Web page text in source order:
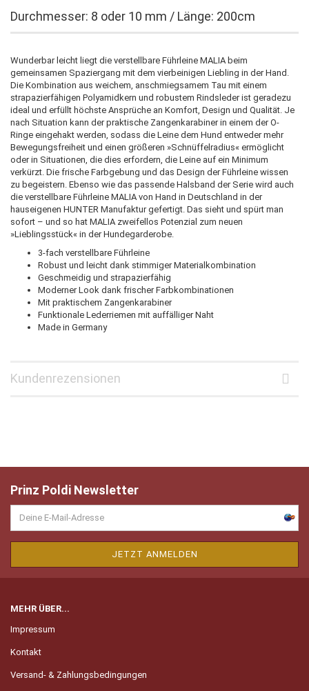
Durchmesser: 8 oder 10 mm / Länge: 200cm
Wunderbar leicht liegt die verstellbare Führleine MALIA beim
gemeinsamen Spaziergang mit dem vierbeinigen Liebling in der Hand.
Die Kombination aus weichem, anschmiegsamem Tau mit einem
strapazierfähigen Polyamidkern und robustem Rindsleder ist geradezu
ideal und erfüllt höchste Ansprüche an Komfort, Design und Qualität. Je
nach Situation kann der praktische Zangenkarabiner in einem der O-
Ringe eingehakt werden, sodass die Leine dem Hund entweder mehr
Bewegungsfreiheit und einen größeren »Schnüffelradius« ermöglicht
oder in Situationen, die dies erfordern, die Leine auf ein Minimum
verkürzt. Die frische Farbgebung und das Design der Führleine wissen
zu begeistern. Ebenso wie das passende Halsband der Serie wird auch
die verstellbare Führleine MALIA von Hand in Deutschland in der
hauseigenen HUNTER Manufaktur gefertigt. Das sieht und spürt man
sofort – und so hat MALIA zweifellos Potenzial zum neuen
»Lieblingsstück« in der Hundegarderobe.
3-fach verstellbare Führleine
Robust und leicht dank stimmiger Materialkombination
Geschmeidig und strapazierfähig
Moderner Look dank frischer Farbkombinationen
Mit praktischem Zangenkarabiner
Funktionale Lederriemen mit auffälliger Naht
Made in Germany
Kundenrezensionen
Prinz Poldi Newsletter
MEHR ÜBER...
Impressum
Kontakt
Versand- & Zahlungsbedingungen